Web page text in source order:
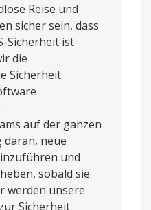
Reise und
sicher sein, dass
Sicherheit ist
die
Sicherheit
auf der ganzen
neue
und
sobald sie
werden unsere
Sicherheit